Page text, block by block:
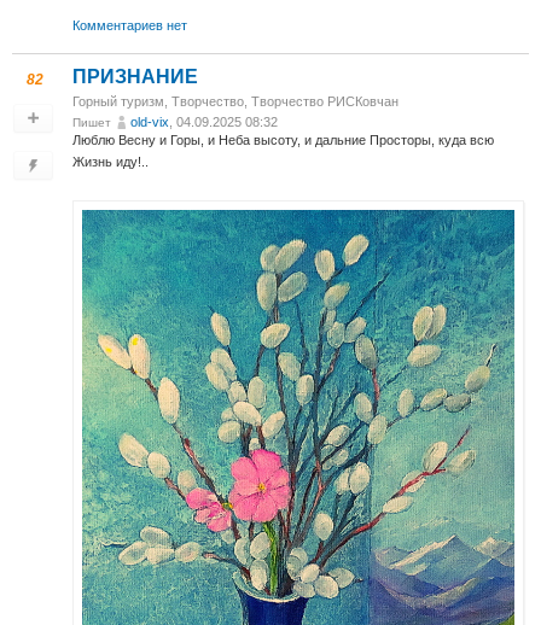
Комментариев нет
82 ПРИЗНАНИЕ
Горный туризм Творчество Творчество РИСКовчан
Пишет old-vix , 04.09.2025 08:32
Люблю Весну и Горы, и Неба высоту, и дальние Просторы, куда всю
Жизнь иду!..